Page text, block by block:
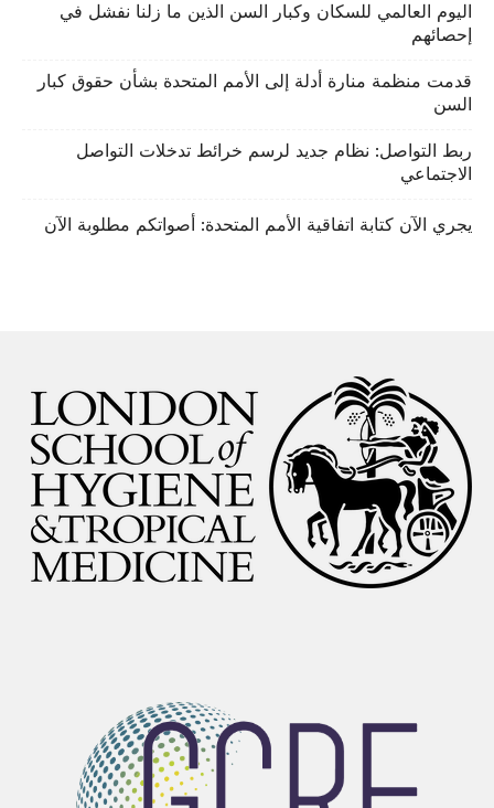
اليوم العالمي للسكان وكبار السن الذين ما زلنا نفشل في
إحصائهم
قدمت منظمة منارة أدلة إلى الأمم المتحدة بشأن حقوق كبار
السن
ربط التواصل: نظام جديد لرسم خرائط تدخلات التواصل
الاجتماعي
يجري الآن كتابة اتفاقية الأمم المتحدة: أصواتكم مطلوبة الآن